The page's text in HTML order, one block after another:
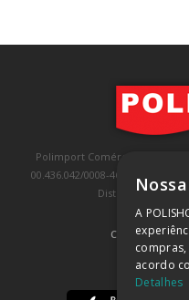
Polimport Comércio e
00.436.042/0008-46, IE
Distrito Industrial,
COMPRA 100%
A
acordo
Detalhes